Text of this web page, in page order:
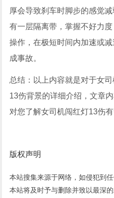
厚会导致刹车时脚步的感觉
有一层隔离带，掌握不好力
操作，在极短时间内加速或
成事故。
总结：以上内容就是对于女
13伤背景的详细介绍，文章
对您了解女司机闯红灯13伤
版权声明
本站搜集来源于网络，如侵犯到
本站将及时予与删除并致以最深的